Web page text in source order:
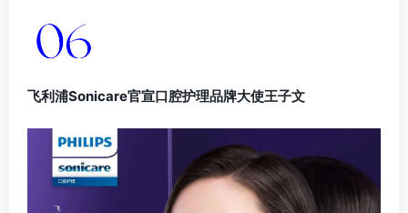
飞利浦Sonicare官宣口腔护理品牌大使王子文